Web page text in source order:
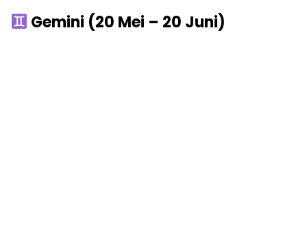
Gemini (20 Mei – 20 Juni)